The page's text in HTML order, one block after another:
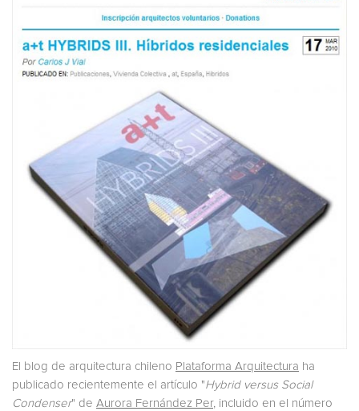
El blog de arquitectura chileno Plataforma Arquitectura ha
publicado recientemente el artículo "Hybrid versus Social
Condenser" de Aurora Fernández Per, incluido en el número